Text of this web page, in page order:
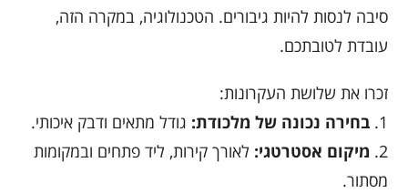
סיבה לנסות להיות גיבורים. הטכנולוגיה, במקרה הזה,
עובדת לטובתכם.
זכרו את שלושת העקרונות:
1. בחירה נכונה של מלכודת: גודל מתאים ודבק איכותי.
2. מיקום אסטרטגי: לאורך קירות, ליד פתחים ובמקומות
מסתור.